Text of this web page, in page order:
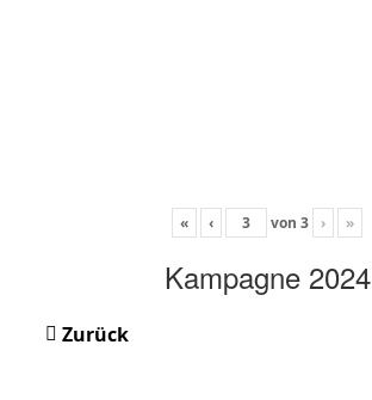
« ‹ von 3 › »
Kampagne 2024
Zurück